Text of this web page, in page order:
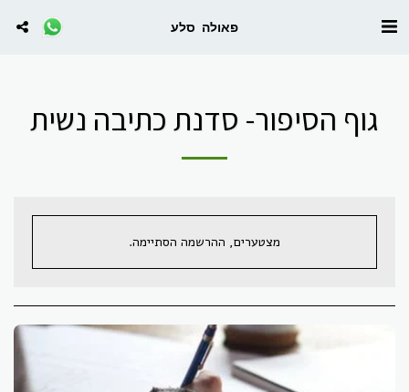
פאולה סלע
גוף הסיפור- סדנת כתיבה נשית
מצטערים, ההרשמה הסתיימה.